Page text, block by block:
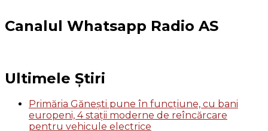
Canalul Whatsapp Radio AS
Ultimele Știri
Primăria Gănești pune în funcțiune, cu bani
europeni, 4 stații moderne de reîncărcare
pentru vehicule electrice